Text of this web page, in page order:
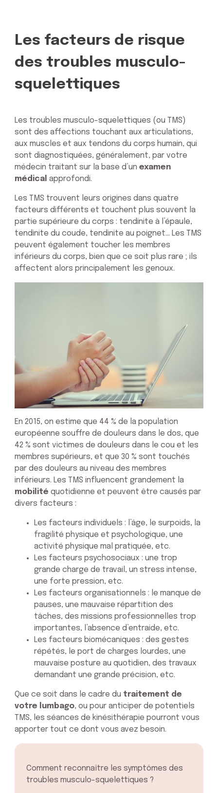
Les facteurs de risque
des troubles musculo-
squelettiques
Les troubles musculo-squelettiques (ou TMS)
sont des affections touchant aux articulations,
aux muscles et aux tendons du corps humain, qui
sont diagnostiquées, généralement, par votre
médecin traitant sur la base d’un examen
médical approfondi.
Les TMS trouvent leurs origines dans quatre
facteurs différents et touchent plus souvent la
partie supérieure du corps : tendinite à l’épaule,
tendinite du coude, tendinite au poignet… Les TMS
peuvent également toucher les membres
inférieurs du corps, bien que ce soit plus rare ; ils
affectent alors principalement les genoux.
En 2015, on estime que 44 % de la population
européenne souffre de douleurs dans le dos, que
42 % sont victimes de douleurs dans le cou et les
membres supérieurs, et que 30 % sont touchés
par des douleurs au niveau des membres
inférieurs. Les TMS influencent grandement la
mobilité quotidienne et peuvent être causés par
divers facteurs :
Les facteurs individuels : l’âge, le surpoids, la
fragilité physique et psychologique, une
activité physique mal pratiquée, etc.
Les facteurs psychosociaux : une trop
grande charge de travail, un stress intense,
une forte pression, etc.
Les facteurs organisationnels : le manque de
pauses, une mauvaise répartition des
tâches, des missions professionnelles trop
importantes, l’absence d’entraide, etc.
Les facteurs biomécaniques : des gestes
répétés, le port de charges lourdes, une
mauvaise posture au quotidien, des travaux
demandant une grande précision, etc.
Que ce soit dans le cadre du traitement de
votre lumbago, ou pour anticiper de potentiels
TMS, les séances de kinésithérapie pourront vous
apporter tout ce dont vous avez besoin.
Comment reconnaître les symptômes des
troubles musculo-squelettiques ?